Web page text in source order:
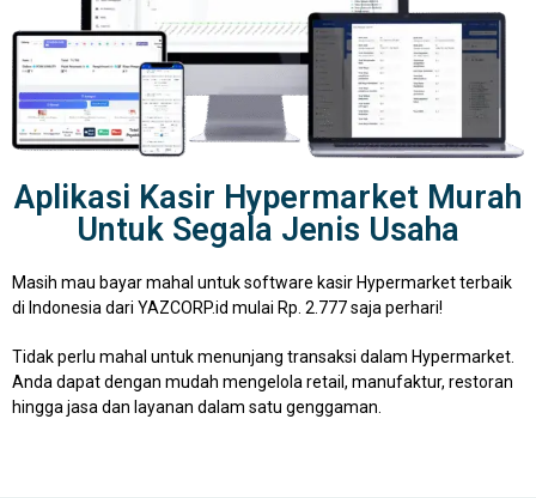
Aplikasi Kasir Hypermarket Murah
Untuk Segala Jenis Usaha
Masih mau bayar mahal untuk software kasir Hypermarket terbaik
di Indonesia dari YAZCORP.id mulai Rp. 2.777 saja perhari!
Tidak perlu mahal untuk menunjang transaksi dalam Hypermarket.
Anda dapat dengan mudah mengelola retail, manufaktur, restoran
hingga jasa dan layanan dalam satu genggaman.